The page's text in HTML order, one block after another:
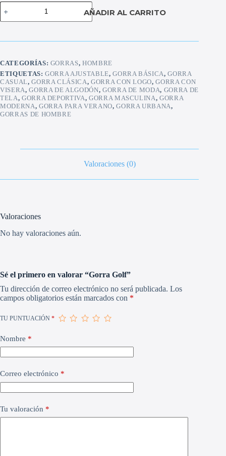
Gorra
Golf
cantidad
AÑADIR AL CARRITO
CATEGORÍAS: GORRAS,HOMBRE
ETIQUETAS:GORRA AJUSTABLE,GORRA BÁSICA,GORRA
CASUAL,GORRA CLÁSICA, GORRA CON LOGO,GORRA CON
VISERA,GORRA DE ALGODÓN, GORRA DE MODA, GORRA DE
TELA, GORRA DEPORTIVA, GORRA MASCULINA,GORRA
MODERNA, GORRA PARA VERANO,GORRA URBANA,
GORRAS DE HOMBRE
Valoraciones (0)
Valoraciones
No hay valoraciones aún.
Sé el primero en valorar “Gorra Golf”
Tu dirección de correo electrónico no será publicada. Los
campos obligatorios están marcados con *
TU PUNTUACIÓN *
Nombre *
Correo electrónico *
Tu valoración *